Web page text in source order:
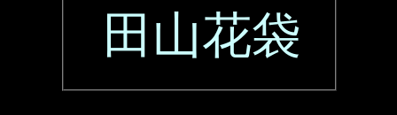
田山花袋